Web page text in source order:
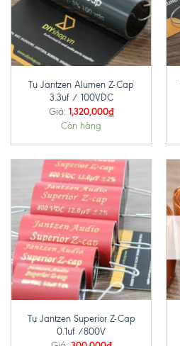
Tụ Jantzen Alumen Z-Cap
3.3uf / 100VDC
Giá: 1,320,000₫
Còn hàng
Tụ Jantzen Superior Z-Cap
0.1uf /800V